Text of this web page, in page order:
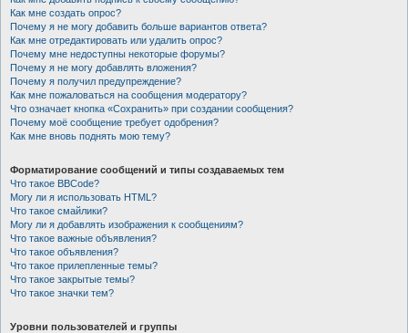
Как мне создать опрос?
Почему я не могу добавить больше вариантов ответа?
Как мне отредактировать или удалить опрос?
Почему мне недоступны некоторые форумы?
Почему я не могу добавлять вложения?
Почему я получил предупреждение?
Как мне пожаловаться на сообщения модератору?
Что означает кнопка «Сохранить» при создании сообщения?
Почему моё сообщение требует одобрения?
Как мне вновь поднять мою тему?
Форматирование сообщений и типы создаваемых тем
Что такое BBCode?
Могу ли я использовать HTML?
Что такое смайлики?
Могу ли я добавлять изображения к сообщениям?
Что такое важные объявления?
Что такое объявления?
Что такое прилепленные темы?
Что такое закрытые темы?
Что такое значки тем?
Уровни пользователей и группы